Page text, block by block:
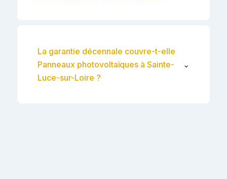
La garantie décennale couvre-t-elle
Panneaux photovoltaïques à Sainte-
Luce-sur-Loire ?
⌄